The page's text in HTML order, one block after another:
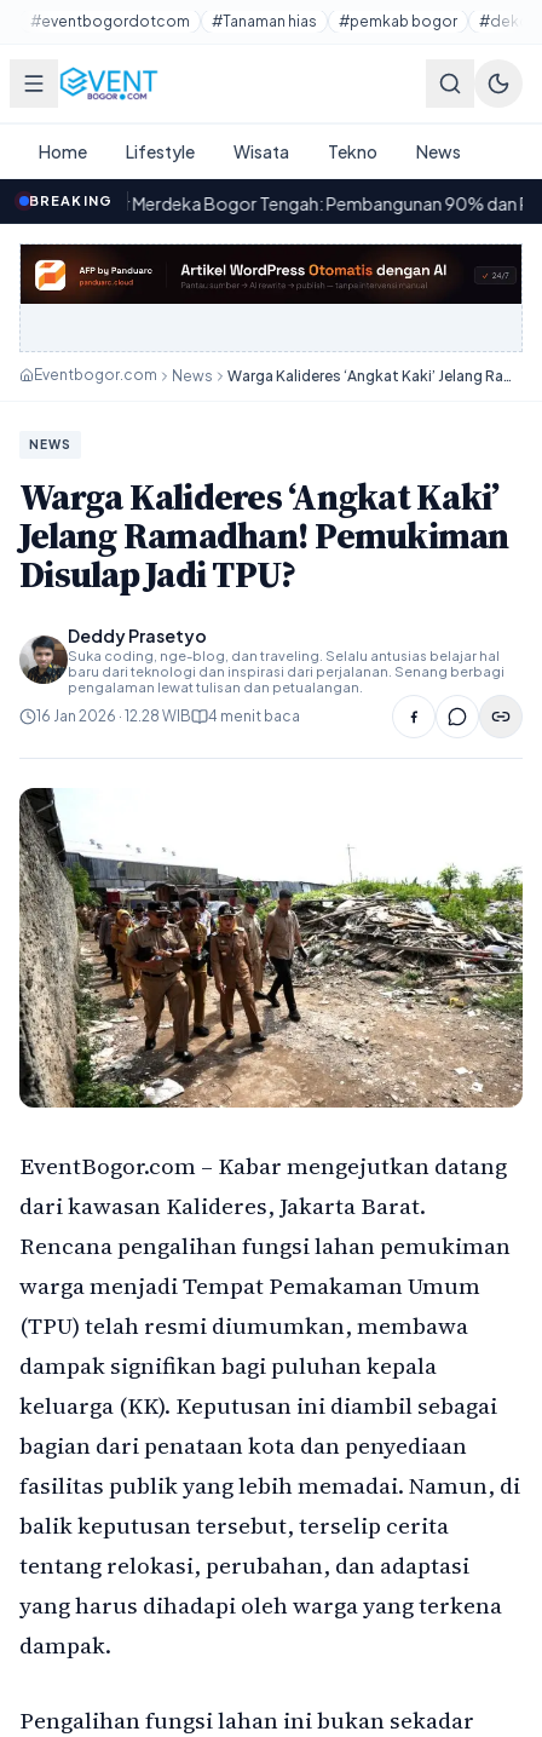
Lewati ke konten utama
#eventbogordotcom #Tanaman hias #pemkab bogor
Home Lifestyle Wisata Tekno News
BREAKINGBogor Tengah: Pembangunan 90% dan Rencana
Eventbogor.com News Warga Kalideres ‘Angkat Kaki’ Jelang Ramadhan! Pemukiman Disulap Jadi TPU?
NEWS
Warga Kalideres ‘Angkat Kaki’
Jelang Ramadhan! Pemukiman
Disulap Jadi TPU?
Deddy Prasetyo
Suka coding, nge-blog, dan traveling. Selalu antusias belajar hal
baru dari teknologi dan inspirasi dari perjalanan. Senang berbagi
pengalaman lewat tulisan dan petualangan.
16 Jan 2026 · 12.28 WIB 4 menit baca
EventBogor.com – Kabar mengejutkan datang
dari kawasan Kalideres, Jakarta Barat.
Rencana pengalihan fungsi lahan pemukiman
warga menjadi Tempat Pemakaman Umum
(TPU) telah resmi diumumkan, membawa
dampak signifikan bagi puluhan kepala
keluarga (KK). Keputusan ini diambil sebagai
bagian dari penataan kota dan penyediaan
fasilitas publik yang lebih memadai. Namun, di
balik keputusan tersebut, terselip cerita
tentang relokasi, perubahan, dan adaptasi
yang harus dihadapi oleh warga yang terkena
dampak.
Pengalihan fungsi lahan ini bukan sekadar